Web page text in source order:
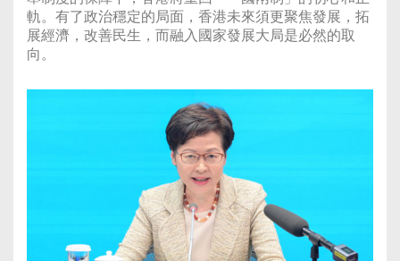
軌。有了政治穩定的局面，香港未來須更聚焦發展，拓
展經濟，改善民生，而融入國家發展大局是必然的取
向。